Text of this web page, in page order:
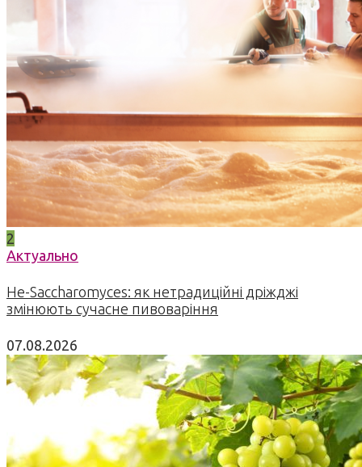
2
Актуально
Не-Saccharomyces: як нетрадиційні дріжджі
змінюють сучасне пивоваріння
07.08.2026